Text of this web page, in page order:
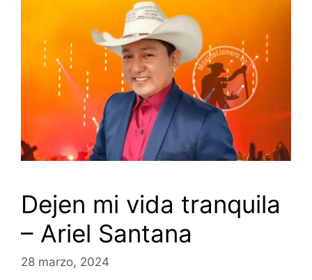
Dejen mi vida tranquila
– Ariel Santana
28 marzo, 2024